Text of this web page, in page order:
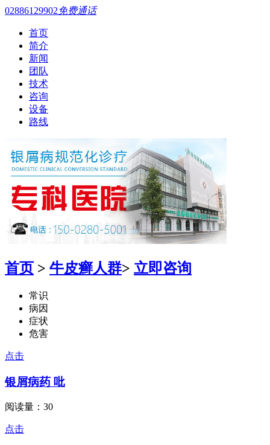
02886129902免费通话
首页
简介
新闻
团队
技术
咨询
设备
路线
首页 > 牛皮癣人群> 立即咨询
常识
病因
症状
危害
点击
银屑病药 吡
阅读量：30
点击